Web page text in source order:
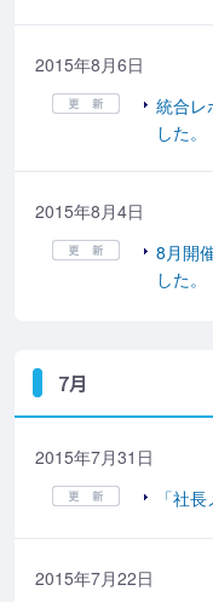
2015年8月6日
統合レ
した。
2015年8月4日
8月開
した。
7月
2015年7月31日
「社
2015年7月22日